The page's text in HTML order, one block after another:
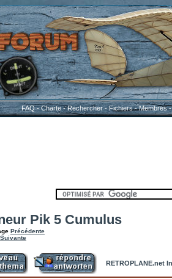
FAQ-Charte-Rechercher-Fichiers-Membres
Pik 5 Cumulus
Précédente
Suivante
RETROPLANE.net